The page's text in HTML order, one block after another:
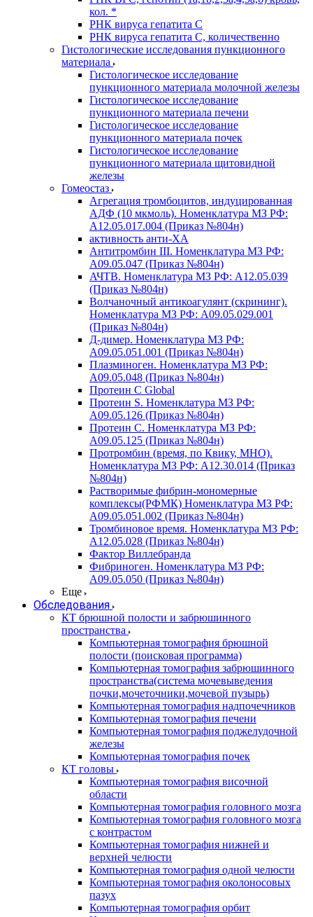
кол. *
РНК вируса гепатита C
РНК вируса гепатита C, количественно
Гистологические исследования пункционного
материала
Гистологическое исследование
пункционного материала молочной железы
Гистологическое исследование
пункционного материала печени
Гистологическое исследование
пункционного материала почек
Гистологическое исследование
пункционного материала щитовидной
железы
Гомеостаз
Агрегация тромбоцитов, индуцированная
АДФ (10 мкмоль). Номенклатура МЗ РФ:
A12.05.017.004 (Приказ №804н)
активность анти-ХА
Антитромбин III. Номенклатура МЗ РФ:
A09.05.047 (Приказ №804н)
АЧТВ. Номенклатура МЗ РФ: A12.05.039
(Приказ №804н)
Волчаночный антикоагулянт (скрининг).
Номенклатура МЗ РФ: A09.05.029.001
(Приказ №804н)
Д-димер. Номенклатура МЗ РФ:
A09.05.051.001 (Приказ №804н)
Плазминоген. Номенклатура МЗ РФ:
A09.05.048 (Приказ №804н)
Протеин C Global
Протеин S. Номенклатура МЗ РФ:
A09.05.126 (Приказ №804н)
Протеин С. Номенклатура МЗ РФ:
A09.05.125 (Приказ №804н)
Протромбин (время, по Квику, МНО).
Номенклатура МЗ РФ: A12.30.014 (Приказ
№804н)
Растворимые фибрин-мономерные
комплексы(РФМК) Номенклатура МЗ РФ:
A09.05.051.002 (Приказ №804н)
Тромбиновое время. Номенклатура МЗ РФ:
A12.05.028 (Приказ №804н)
Фактор Виллебранда
Фибриноген. Номенклатура МЗ РФ:
A09.05.050 (Приказ №804н)
Еще
Обследования
КТ брюшной полости и забрюшинного
пространства
Компьютерная томография брюшной
полости (поисковая программа)
Компьютерная томография забрюшинного
пространства(система мочевыведения
почки,мочеточники,мочевой пузырь)
Компьютерная томография надпочечников
Компьютерная томография печени
Компьютерная томография поджелудочной
железы
Компьютерная томография почек
КТ головы
Компьютерная томография височной
области
Компьютерная томография головного мозга
Компьютерная томография головного мозга
с контрастом
Компьютерная томография нижней и
верхней челюсти
Компьютерная томография одной челюсти
Компьютерная томография околоносовых
пазух
Компьютерная томография орбит